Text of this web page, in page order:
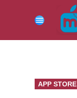
contenuto
Menu
PUBBLICATO
IN
APP STORE